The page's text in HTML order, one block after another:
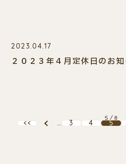
2023.04.17
２０２３年４月定休日のお
5 / 8
<< ... 3 4 5